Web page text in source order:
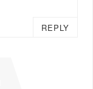
REPLY